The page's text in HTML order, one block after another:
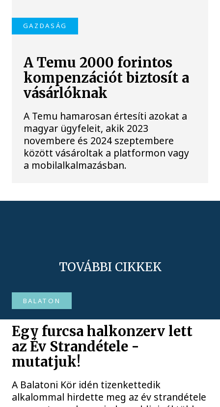
GAZDASÁG
A Temu 2000 forintos
kompenzációt biztosít a
vásárlóknak
A Temu hamarosan értesíti azokat a
magyar ügyfeleit, akik 2023
novembere és 2024 szeptembere
között vásároltak a platformon vagy
a mobilalkalmazásban.
TOVÁBBI CIKKEK
BALATON
Egy furcsa halkonzerv lett
az Év Strandétele -
mutatjuk!
A Balatoni Kör idén tizenkettedik
alkalommal hirdette meg az év strandétele